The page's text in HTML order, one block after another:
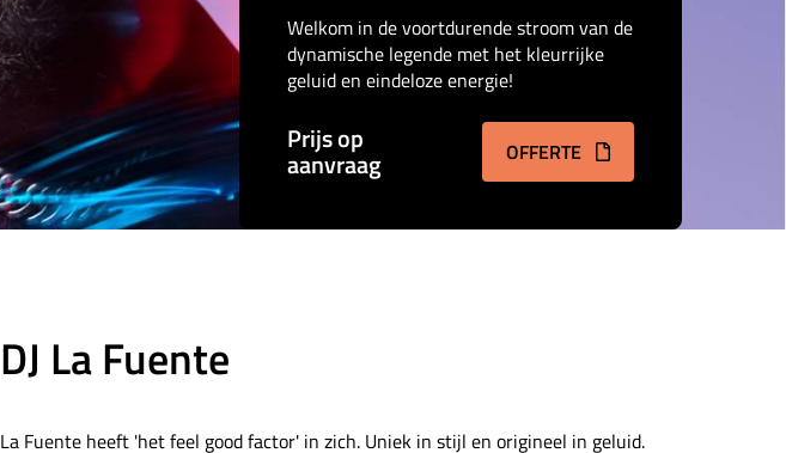
Welkom in de voortdurende stroom van de
dynamische legende met het kleurrijke
geluid en eindeloze energie!
Prijs op
aanvraag OFFERTE
DJ La Fuente
La Fuente heeft 'het feel good factor' in zich. Uniek in stijl en origineel in geluid.